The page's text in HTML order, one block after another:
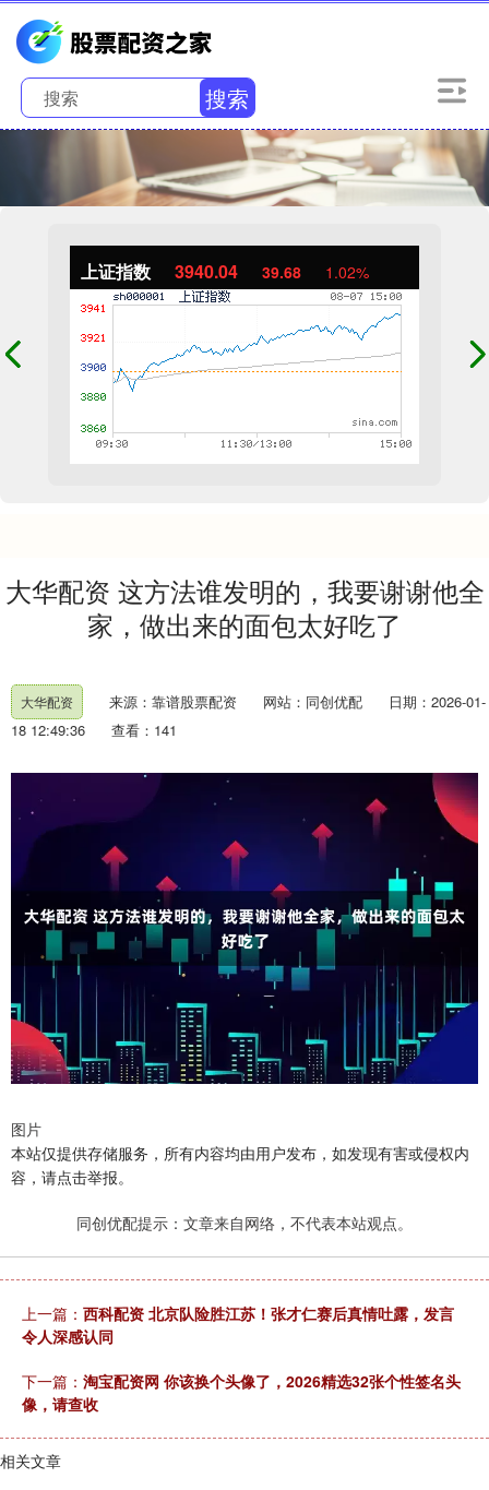
搜索
上证指数 3940.04 39.68 1.02%
大华配资 这方法谁发明的，我要谢谢他全
家，做出来的面包太好吃了
大华配资 来源：靠谱股票配资 网站：同创优配
日期：2026-01-
18 12:49:36
查看：141
图片
本站仅提供存储服务，所有内容均由用户发布，如发现有害或侵权内
容，请点击举报。
同创优配提示：文章来自网络，不代表本站观点。
上一篇： 西科配资 北京队险胜江苏！张才仁赛后真情吐露，发言
令人深感认同
下一篇： 淘宝配资网 你该换个头像了，2026精选32张个性签名头
像，请查收
相关文章